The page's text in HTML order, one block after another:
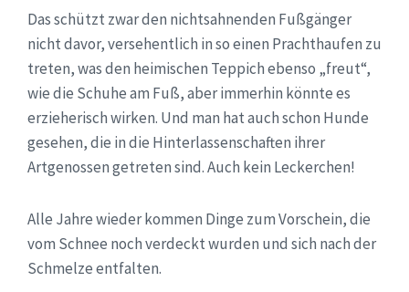
Das schützt zwar den nichtsahnenden Fußgänger
nicht davor, versehentlich in so einen Prachthaufen zu
treten, was den heimischen Teppich ebenso „freut“,
wie die Schuhe am Fuß, aber immerhin könnte es
erzieherisch wirken. Und man hat auch schon Hunde
gesehen, die in die Hinterlassenschaften ihrer
Artgenossen getreten sind. Auch kein Leckerchen!
Alle Jahre wieder kommen Dinge zum Vorschein, die
vom Schnee noch verdeckt wurden und sich nach der
Schmelze entfalten.